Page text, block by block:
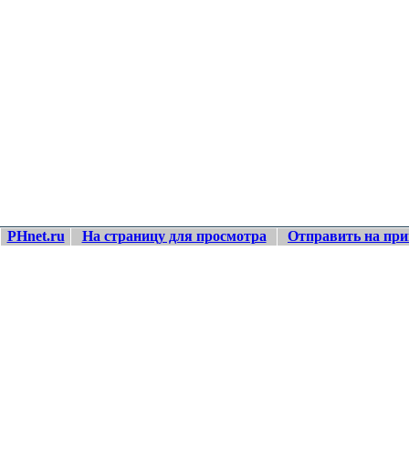
PHnet.ru На страницу для просмотра Отправить на